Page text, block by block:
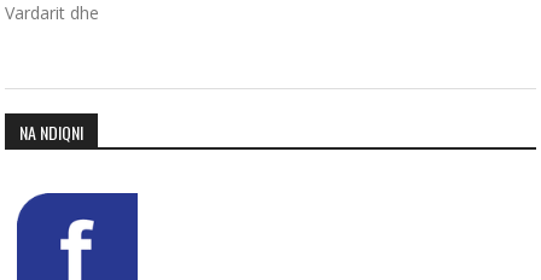
Vardarit dhe
NA NDIQNI